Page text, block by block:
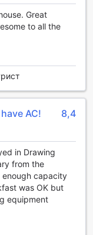
малко
и магазин за
да намерите
на Париж.
на всеки
и
уютна и
Със своите
както за
искат да
часа в
да тренирате по
Great
to all the
AC! 8,4
in Drawing
from the
enough capacity
was OK but
equipment